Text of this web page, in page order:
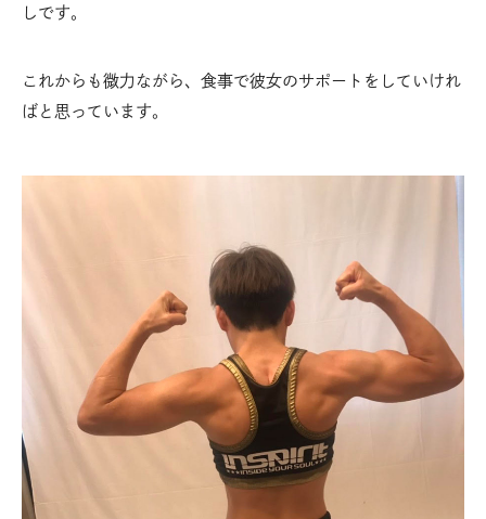
しです。
これからも微力ながら、食事で彼女のサポートをしていけれ
ばと思っています。